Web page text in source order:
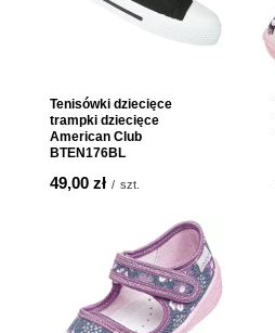
Tenisówki dziecięce
trampki dziecięce
American Club
BTEN176BL
49,00 zł / szt.